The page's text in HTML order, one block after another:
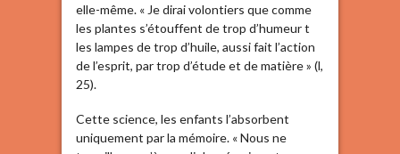
elle-même. « Je dirai volontiers que comme
les plantes s’étouffent de trop d’humeur t
les lampes de trop d’huile, aussi fait l’action
de l’esprit, par trop d’étude et de matière » (l,
25).
Cette science, les enfants l’absorbent
uniquement par la mémoire. « Nous ne